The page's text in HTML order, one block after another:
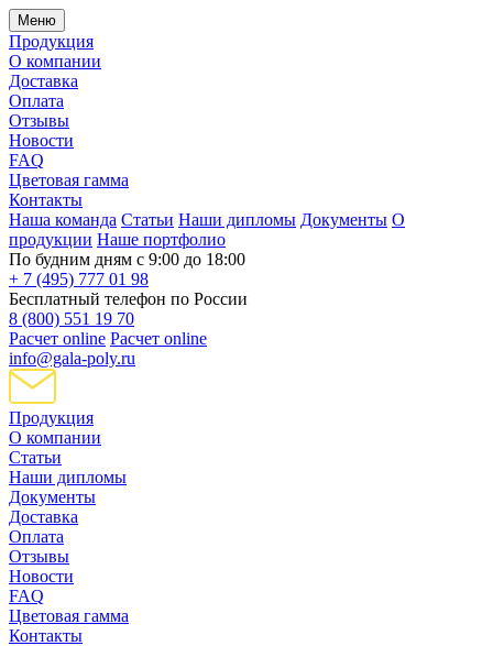
Меню
Продукция
О компании
Доставка
Оплата
Отзывы
Новости
FAQ
Цветовая гамма
Контакты
Наша команда Статьи Наши дипломы Документы О
продукции Наше портфолио
По будним дням с 9:00 до 18:00
+ 7 (495) 777 01 98
Бесплатный телефон по России
8 (800) 551 19 70
Расчет online Расчет online
info@gala-poly.ru
Продукция
О компании
Статьи
Наши дипломы
Документы
Доставка
Оплата
Отзывы
Новости
FAQ
Цветовая гамма
Контакты